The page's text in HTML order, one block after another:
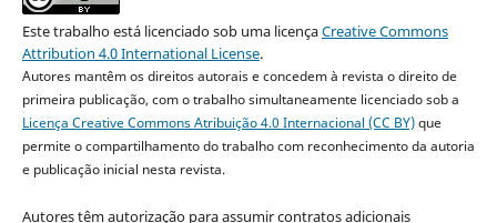
Este trabalho está licenciado sob uma licençaCreative Commons
Attribution 4.0 International License.
Autores mantêm os direitos autorais e concedem à revista o direito de
primeira publicação, com o trabalho simultaneamente licenciado sob a
Licença Creative Commons Atribuição 4.0 Internacional (CC BY)que
permite o compartilhamento do trabalho com reconhecimento da autoria
e publicação inicial nesta revista.
Autores têm autorização para assumir contratos adicionais